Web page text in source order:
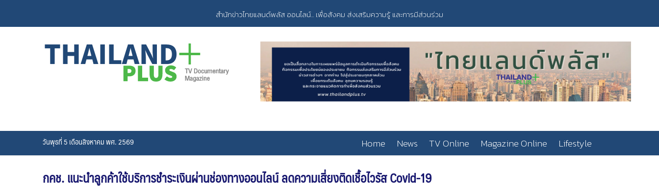
content
สำนักข่าวไทยแลนด์พลัส ออนไลน์... เพื่อสังคม ส่งเสริมความรู้ และการมีส่วนร่วม
วันพุธที่ 5 เดือนสิงหาคม พศ. 2569 Home News TV Online Magazine Online Lifestyle
กคช. แนะนำลูกค้าใช้บริการชำระเงินผ่านช่องทางออนไลน์ ลดความเสี่ยงติดเชื้อไวรัส Covid-19